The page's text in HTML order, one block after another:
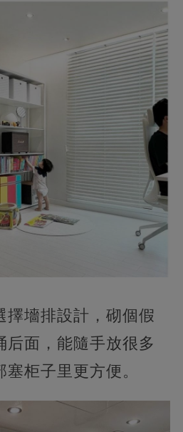
擇墻排設計，砌個假
后面，能隨手放很多
柜子里更方便。